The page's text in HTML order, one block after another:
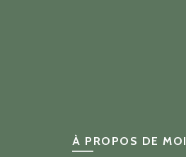
À PROPOS DE MOI